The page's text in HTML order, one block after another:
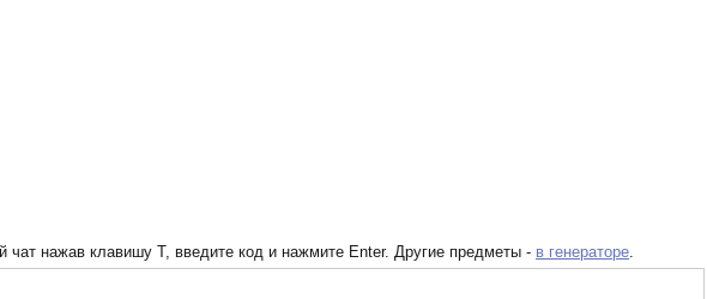
нажав клавишу T, введите код и нажмите Enter. Другие предметы - в генераторе